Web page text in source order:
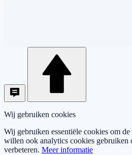
Wij gebruiken cookies
Wij gebruiken essentiële cookies om
willen ook analytics cookies gebruiken
verbeteren. Meer informatie